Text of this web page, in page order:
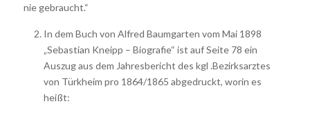
nie gebraucht.“
In dem Buch von Alfred Baumgarten vom Mai 1898
„Sebastian Kneipp – Biografie“ ist auf Seite 78 ein
Auszug aus dem Jahresbericht des kgl .Bezirksarztes
von Türkheim pro 1864/1865 abgedruckt, worin es
heißt: